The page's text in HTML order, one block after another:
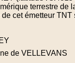
terrestre de
cet émetteur
de VELLEVANS